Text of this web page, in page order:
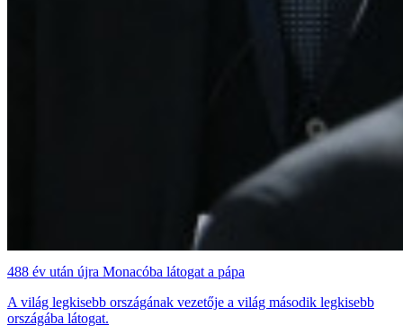
488 év után újra Monacóba látogat a pápa
A világ legkisebb országának vezetője a világ második legkisebb
országába látogat.